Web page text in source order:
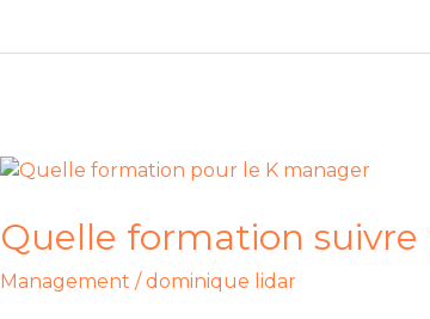
Quelle formation
Management /dominique lidar
Quelle
suivre
pour
devenir